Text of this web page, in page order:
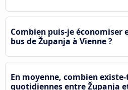
Combien puis-je économiser
bus de Županja à Vienne ?
En moyenne, combien
quotidiennes entre Županja